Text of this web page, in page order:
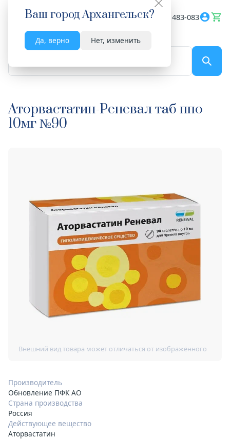
Ваш городАрхангельск?
Да, верно Нет, изменить
Весь сайт 8182 483-083
Аторвастатин-Реневал таб ппо
10мг №90
Производитель
Обновление ПФК АО
Страна производства
Россия
Действующее вещество
Аторвастатин